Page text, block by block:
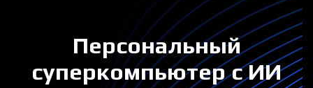
Персональный
суперкомпьютер с ИИ​